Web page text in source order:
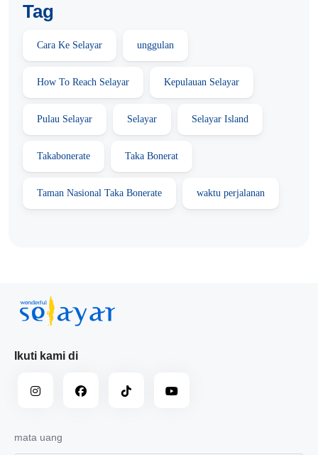
Tag
Cara Ke Selayar unggulan
How To Reach Selayar Kepulauan Selayar
Pulau Selayar Selayar Selayar Island
Takabonerate Taka Bonerat
Taman Nasional Taka Bonerate waktu perjalanan
Ikuti kami di
mata uang